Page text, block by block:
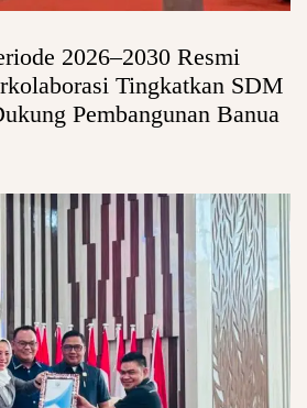
2026–2030 Resmi
Tingkatkan SDM
Pembangunan Banua